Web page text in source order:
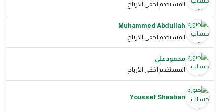
المستخدم أخفى الأرباح
Muhammed Abdullah
المستخدم أخفى الأرباح
محمود علي
المستخدم أخفى الأرباح
Youssef Shaaban